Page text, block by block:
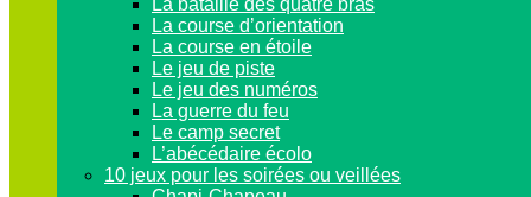
La course d’orientation
La course en étoile
Le jeu de piste
Le jeu des numéros
La guerre du feu
Le camp secret
L’abécédaire écolo
10 jeux pour les soirées ou veillées